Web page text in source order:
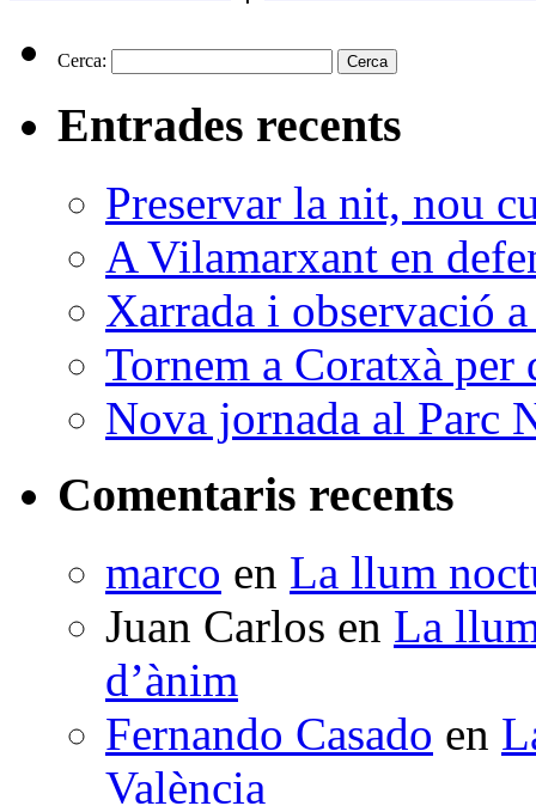
Cerca:
Entrades recents
Preservar la nit, nou
A Vilamarxant en
Xarrada i observació
Tornem a Coratxà per
Nova jornada al Parc
Comentaris recents
marco en La llum
Juan Carlos en La
d’ànim
Fernando Casado en
València